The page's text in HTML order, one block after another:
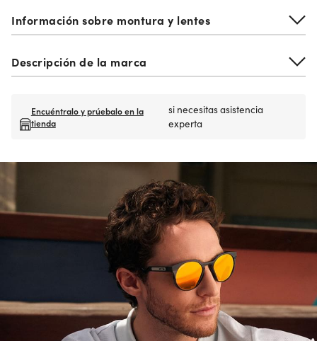
Información sobre montura y lentes
Descripción de la marca
Encuéntralo y prúebalo en la
tienda
si necesitas asistencia
experta